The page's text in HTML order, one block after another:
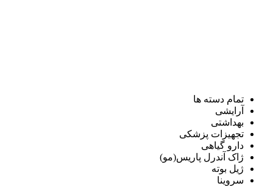
تمام دسته ها
آرایشی
بهداشتی
تجهیزات پزشکی
دارو گیاهی
ژاک آندرل پاریس(مو)
ژیل بوته
سروینا